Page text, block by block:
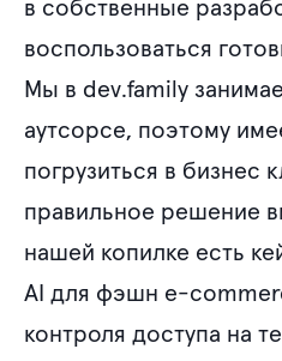
в собственные
воспользоваться
Мы в dev.family
аутсорсе, поэтому
погрузиться в бизнес
правильное решение
нашей копилке есть
AI для фэшн e-
контроля доступа на